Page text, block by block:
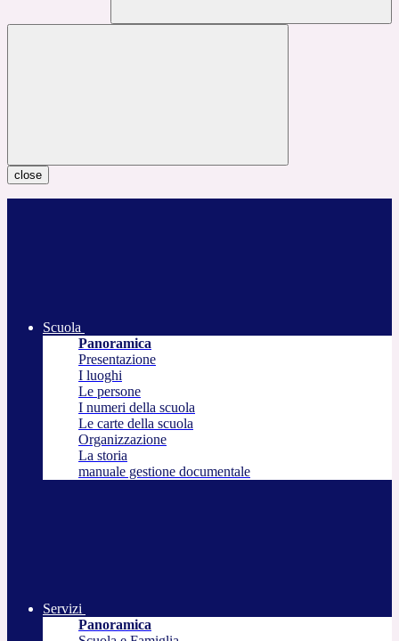
close
Scuola
Panoramica
Presentazione
I luoghi
Le persone
I numeri della scuola
Le carte della scuola
Organizzazione
La storia
manuale gestione documentale
Servizi
Panoramica